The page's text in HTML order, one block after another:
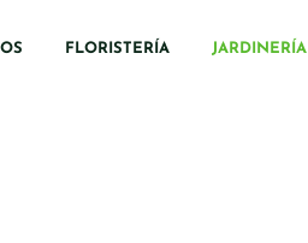
FLORISTERÍA JARDINERÍA